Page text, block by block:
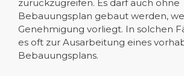
zurückzugreifen. Es darf auch ohne
Bebauungsplan gebaut werden,
Genehmigung vorliegt. In solchen
es oft zur Ausarbeitung eines
Bebauungsplans.